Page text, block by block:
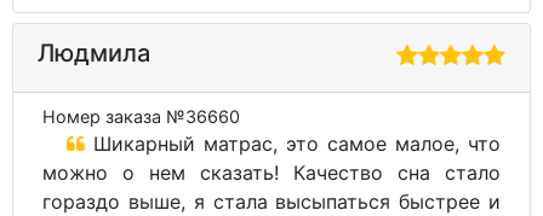
Людмила
Номер заказа №36660
Шикарный матрас, это самое малое, что
можно о нем сказать! Качество сна стало
гораздо выше, я стала высыпаться быстрее и